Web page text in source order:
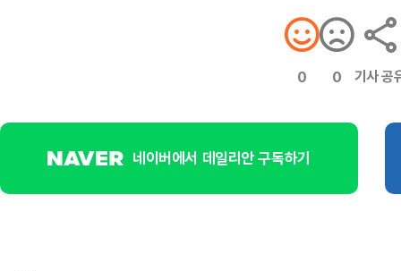
0 0 기사 공
네이버에서 데일리안 구독하기